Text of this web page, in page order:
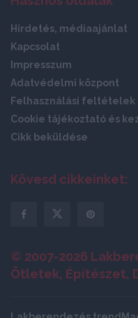
Hirdetés, médiaajánlat
Kapcsolat
Impresszum
Adatvédelmi központ
Felhasználási feltételek
Cookie tájékoztató és
Cikk beküldése
Kövesd cikkeinket:
© 2007-2026
Ötletek, Építészet,